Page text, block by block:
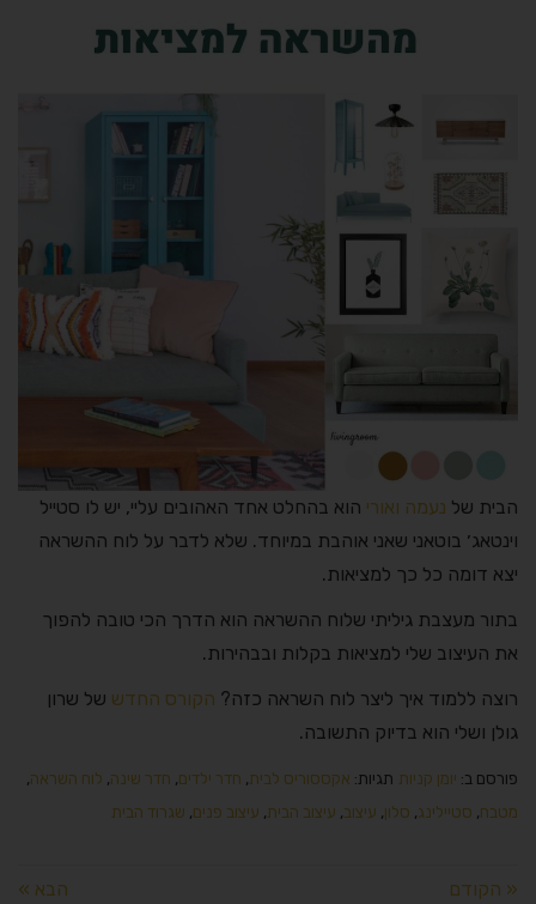
הבית של נעמה ואורי הוא בהחלט אחד האהובים עליי, יש לו סטייל
וינטאג׳ בוטאני שאני אוהבת במיוחד. שלא לדבר על לוח ההשראה
יצא דומה כל כך למציאות.
בתור מעצבת גיליתי שלוח ההשראה הוא הדרך הכי טובה להפוך
את העיצוב שלי למציאות בקלות ובבהירות.
רוצה ללמוד איך ליצר לוח השראה כזה? הקורס החדש של שרון
גולן ושלי הוא בדיוק התשובה.
פורסם ב: יומן קניות תגיות: אקססוריס לבית, חדר ילדים, חדר שינה, לוח השראה,
מטבח, סטיילינג, סלון, עיצוב, עיצוב הבית, עיצוב פנים, שגרוד הבית
« הקודם הבא »